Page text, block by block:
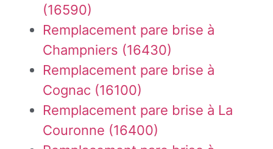
(16590)
Remplacement pare brise à
Champniers (16430)
Remplacement pare brise à
Cognac (16100)
Remplacement pare brise à La
Couronne (16400)